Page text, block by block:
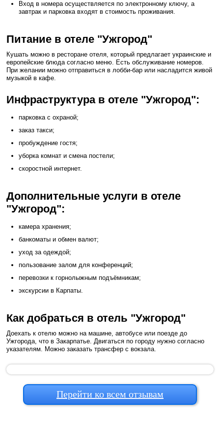
Вход в номера осуществляется по электронному ключу, а
завтрак и парковка входят в стоимость проживания.
Питание в отеле "Ужгород"
Кушать можно в ресторане отеля, который предлагает украинские и
европейские блюда согласно меню. Есть обслуживание номеров.
При желании можно отправиться в лобби-бар или насладится живой
музыкой в кафе.
Инфраструктура в отеле "Ужгород":
парковка с охраной;
заказ такси;
пробуждение гостя;
уборка комнат и смена постели;
скоростной интернет.
Дополнительные услуги в отеле
"Ужгород":
камера хранения;
банкоматы и обмен валют;
уход за одеждой;
пользование залом для конференций;
перевозки к горнолыжным подъёмникам;
экскурсии в Карпаты.
Как добраться в отель "Ужгород"
Доехать к отелю можно на машине, автобусе или поезде до
Ужгорода, что в Закарпатье. Двигаться по городу нужно согласно
указателям. Можно заказать трансфер с вокзала.
Перейти ко всем отзывам